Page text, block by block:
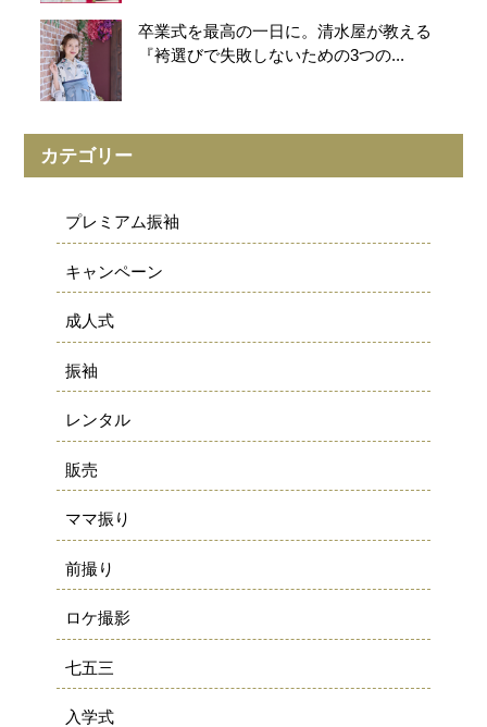
卒業式を最高の一日に。清水屋が教える
『袴選びで失敗しないための3つの...
カテゴリー
プレミアム振袖
キャンペーン
成人式
振袖
レンタル
販売
ママ振り
前撮り
ロケ撮影
七五三
入学式